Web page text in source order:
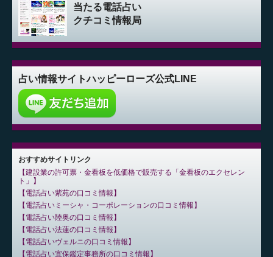
当たる電話占い
クチコミ情報局
占い情報サイトハッピーローズ公式LINE
おすすめサイトリンク
建設業の許可票・金看板を低価格で販売する「金看板のエクセレン
ト」
電話占い紫苑の口コミ情報
電話占いミーシャ・コーポレーションの口コミ情報
電話占い陸奥の口コミ情報
電話占い法蓮の口コミ情報
電話占いヴェルニの口コミ情報
電話占い宜保鑑定事務所の口コミ情報